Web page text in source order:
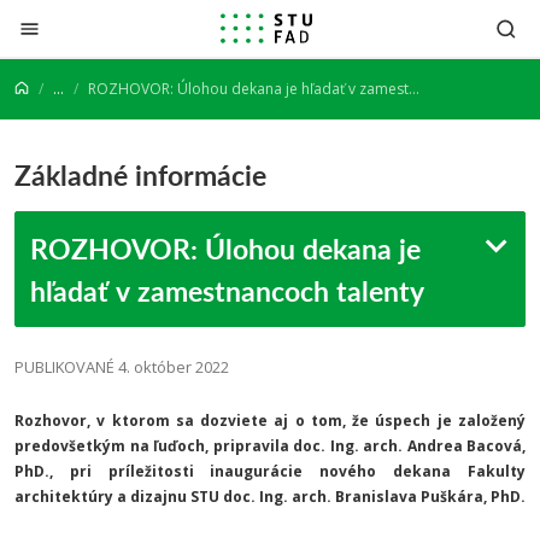
Prejsť na obsah
... ROZHOVOR: Úlohou dekana je hľadať v zamestnancoch talenty
Základné informácie
ROZHOVOR: Úlohou dekana je
hľadať v zamestnancoch talenty
PUBLIKOVANÉ 4. október 2022
Rozhovor, v ktorom sa dozviete aj o tom, že úspech je založený
predovšetkým na ľuďoch, pripravila doc. Ing. arch. Andrea Bacová,
PhD., pri príležitosti inaugurácie nového dekana Fakulty
architektúry a dizajnu STU doc. Ing. arch. Branislava Puškára, PhD.